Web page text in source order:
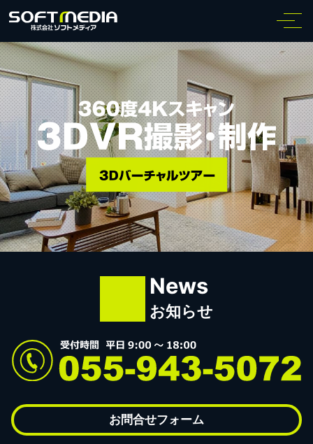
News
お知らせ
お問合せフォーム